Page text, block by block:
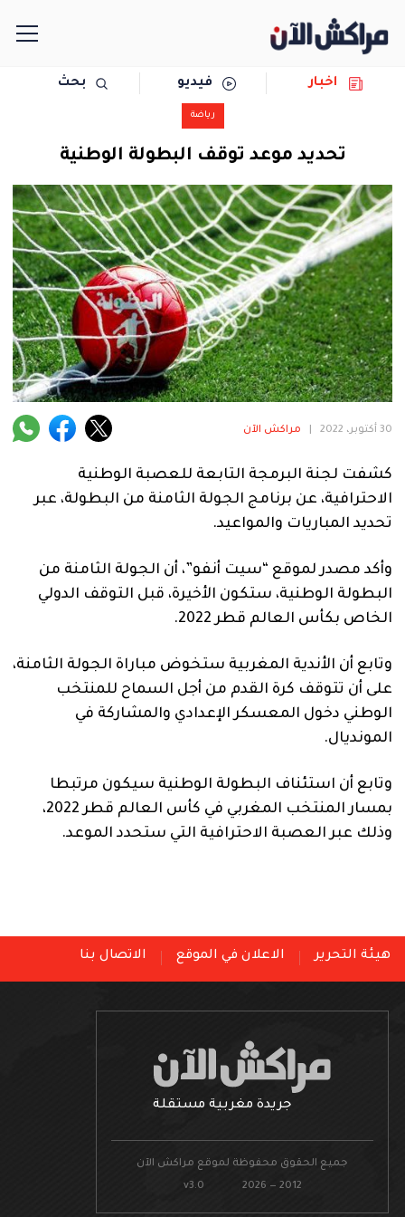
مجتمع
سياسة
رياضة
حوادث
دولية
المرأة
آراء
اخبار فيديو بحث
رياضة
تحديد موعد توقف البطولة الوطنية
30 أكتوبر، 2022 مراكش الآن
كشفت لجنة البرمجة التابعة للعصبة الوطنية
الاحترافية، عن برنامج الجولة الثامنة من البطولة، عبر
تحديد المباريات والمواعيد.
وأكد مصدر لموقع “سيت أنفو”، أن الجولة الثامنة من
البطولة الوطنية، ستكون الأخيرة، قبل التوقف الدولي
الخاص بكأس العالم قطر 2022.
وتابع أن الأندية المغربية ستخوض مباراة الجولة الثامنة،
على أن تتوقف كرة القدم من أجل السماح للمنتخب
الوطني دخول المعسكر الإعدادي والمشاركة في
المونديال.
وتابع أن استئناف البطولة الوطنية سيكون مرتبطا
بمسار المنتخب المغربي في كأس العالم قطر 2022،
وذلك عبر العصبة الاحترافية التي ستحدد الموعد.
هيئة التحرير الاعلان في الموقع الاتصال بنا
جريدة مغربية مستقلة
جميع الحقوق محفوظة لموقع مراكش الآن
v3.0 2026 — 2012